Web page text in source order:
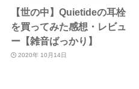
【世の中】Quietideの耳栓
を買ってみた感想・レビュ
ー【雑音ばっかり】
2020年 10月14日